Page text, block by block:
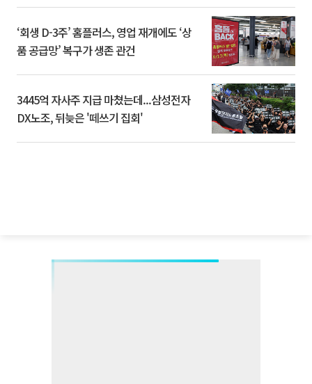
‘회생 D-3주’ 홈플러스, 영업 재개에도 ‘상
품 공급망’ 복구가 생존 관건
3445억 자사주 지급 마쳤는데...삼성전자
DX노조, 뒤늦은 '떼쓰기 집회'